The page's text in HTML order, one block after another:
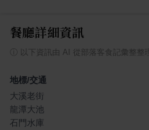
餐廳詳細資訊
ⓘ 以下資訊由 AI 從部落客食記彙整整理
地標/交通
大溪老街
龍潭大池
石門水庫